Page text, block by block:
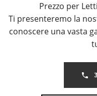
Prezzo per
Ti presenteremo la
conoscere una vasta